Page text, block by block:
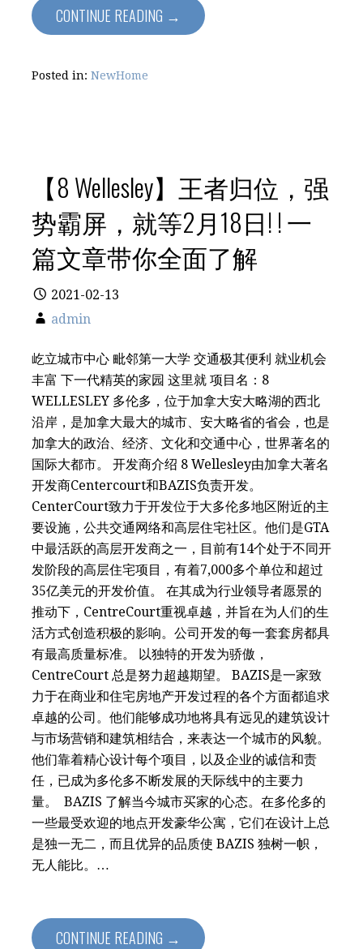
CONTINUE READING →
Posted in: NewHome
【8 Wellesley】王者归位，强
势霸屏，就等2月18日! ! 一
篇文章带你全面了解
2021-02-13
admin
屹立城市中心 毗邻第一大学 交通极其便利 就业机会
丰富 下一代精英的家园 这里就 项目名：8
WELLESLEY 多伦多，位于加拿大安大略湖的西北
沿岸，是加拿大最大的城市、安大略省的省会，也是
加拿大的政治、经济、文化和交通中心，世界著名的
国际大都市。 开发商介绍 8 Wellesley由加拿大著名
开发商Centercourt和BAZIS负责开发。
CenterCourt致力于开发位于大多伦多地区附近的主
要设施，公共交通网络和高层住宅社区。他们是GTA
中最活跃的高层开发商之一，目前有14个处于不同开
发阶段的高层住宅项目，有着7,000多个单位和超过
35亿美元的开发价值。 在其成为行业领导者愿景的
推动下，CentreCourt重视卓越，并旨在为人们的生
活方式创造积极的影响。公司开发的每一套套房都具
有最高质量标准。 以独特的开发为骄傲，
CentreCourt 总是努力超越期望。 BAZIS是一家致
力于在商业和住宅房地产开发过程的各个方面都追求
卓越的公司。他们能够成功地将具有远见的建筑设计
与市场营销和建筑相结合，来表达一个城市的风貌。
他们靠着精心设计每个项目，以及企业的诚信和责
任，已成为多伦多不断发展的天际线中的主要力
量。 BAZIS 了解当今城市买家的心态。在多伦多的
一些最受欢迎的地点开发豪华公寓，它们在设计上总
是独一无二，而且优异的品质使 BAZIS 独树一帜，
无人能比。…
CONTINUE READING →